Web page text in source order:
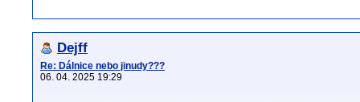
Dejff
Re: Dálnice nebo jinudy???
06. 04. 2025 19:29